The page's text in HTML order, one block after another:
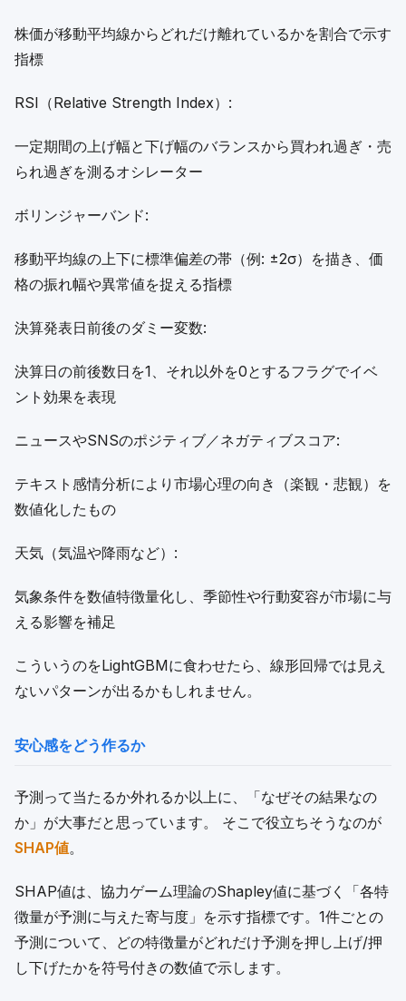
株価が移動平均線からどれだけ離れているかを割合で示す
指標
RSI（Relative Strength Index）:
一定期間の上げ幅と下げ幅のバランスから買われ過ぎ・売
られ過ぎを測るオシレーター
ボリンジャーバンド:
移動平均線の上下に標準偏差の帯（例: ±2σ）を描き、価
格の振れ幅や異常値を捉える指標
決算発表日前後のダミー変数:
決算日の前後数日を1、それ以外を0とするフラグでイベ
ント効果を表現
ニュースやSNSのポジティブ／ネガティブスコア:
テキスト感情分析により市場心理の向き（楽観・悲観）を
数値化したもの
天気（気温や降雨など）:
気象条件を数値特徴量化し、季節性や行動変容が市場に与
える影響を補足
こういうのをLightGBMに食わせたら、線形回帰では見え
ないパターンが出るかもしれません。
安心感をどう作るか
予測って当たるか外れるか以上に、「なぜその結果なの
か」が大事だと思っています。 そこで役立ちそうなのが
SHAP値。
SHAP値は、協力ゲーム理論のShapley値に基づく「各特
徴量が予測に与えた寄与度」を示す指標です。1件ごとの
予測について、どの特徴量がどれだけ予測を押し上げ/押
し下げたかを符号付きの数値で示します。